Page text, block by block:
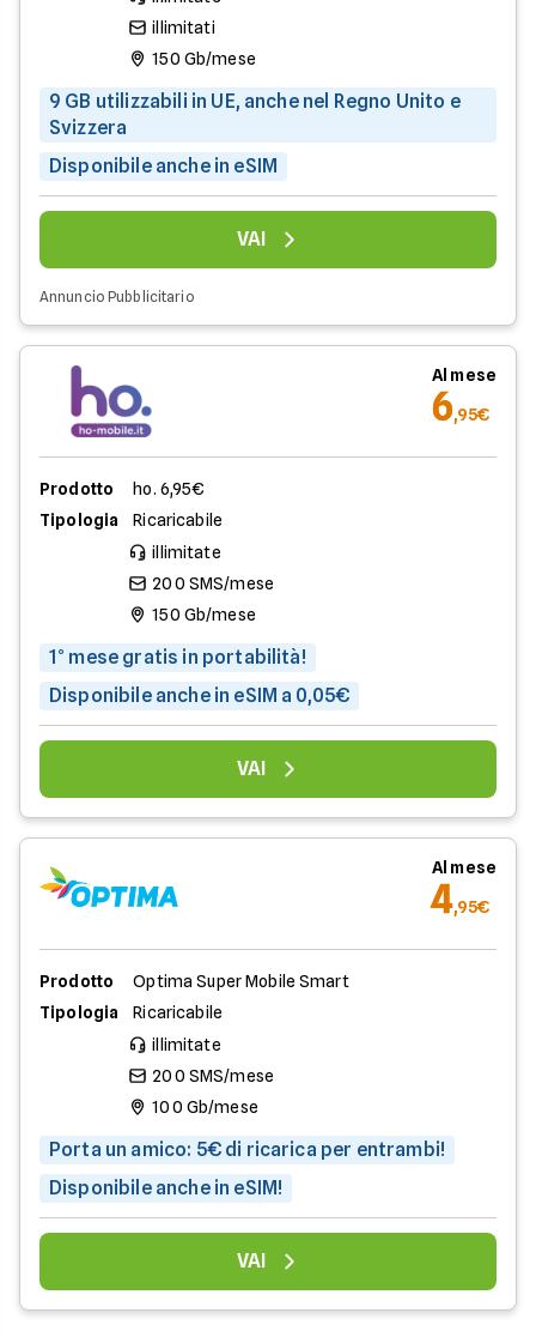
illimitati
150 Gb/mese
9 GB utilizzabili in UE, anche nel Regno Unito e
Svizzera
Disponibile anche in eSIM
VAI
Annuncio Pubblicitario
Al mese
6,95€
Prodotto
ho. 6,95€
Tipologia
Ricaricabile
illimitate
200 SMS/mese
150 Gb/mese
1° mese gratis in portabilità!
Disponibile anche in eSIM a 0,05€
VAI
Al mese
4,95€
Prodotto
Optima Super Mobile Smart
Tipologia
Ricaricabile
illimitate
200 SMS/mese
100 Gb/mese
Porta un amico: 5€ di ricarica per entrambi!
Disponibile anche in eSIM!
VAI